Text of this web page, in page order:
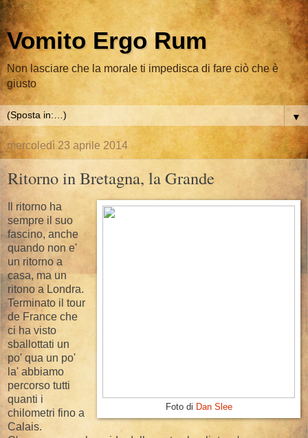
Vomito Ergo Rum
Non lasciare che la morale ti impedisca di fare ciò che è
giusto
▼
mercoledì 23 aprile 2014
Ritorno in Bretagna, la Grande
Foto di Dan Slee
Il ritorno ha
sempre il suo
fascino, anche
quando non e'
un ritorno a
casa, ma un
ritono a Londra.
Terminato il tour
de France che
ci ha visto
sballottati un
po' qua un po'
la' abbiamo
percorso tutti
quanti i
chilometri fino a
Calais.